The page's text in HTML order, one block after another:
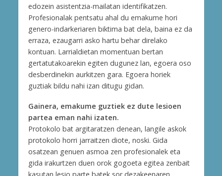
edozein asistentzia-mailatan identifikatzen.
Profesionalak pentsatu ahal du emakume hori
genero-indarkeriaren biktima bat dela, baina ez da
erraza, ezaugarri asko hartu behar direlako
kontuan. Larrialdietan momentuan bertan
gertatutakoarekin egiten dugunez lan, egoera oso
desberdinekin aurkitzen gara. Egoera horiek
guztiak bildu nahi izan ditugu gidan.
Gainera, emakume guztiek ez dute lesioen
partea eman nahi izaten.
Protokolo bat argitaratzen denean, langile askok
protokolo horri jarraitzen diote, noski. Gida
osatzean genuen asmoa zen profesionalek eta
gida irakurtzen duen orok gogoeta egitea zenbait
kasutan lesio parte batek sor dezakeenaren